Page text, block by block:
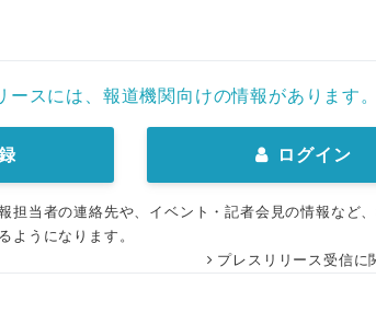
ースには、報道機関向けの情報があります。
ログイン
担当者の連絡先や、イベント・記者会見の情報など
ようになります。
プレスリリース受信に